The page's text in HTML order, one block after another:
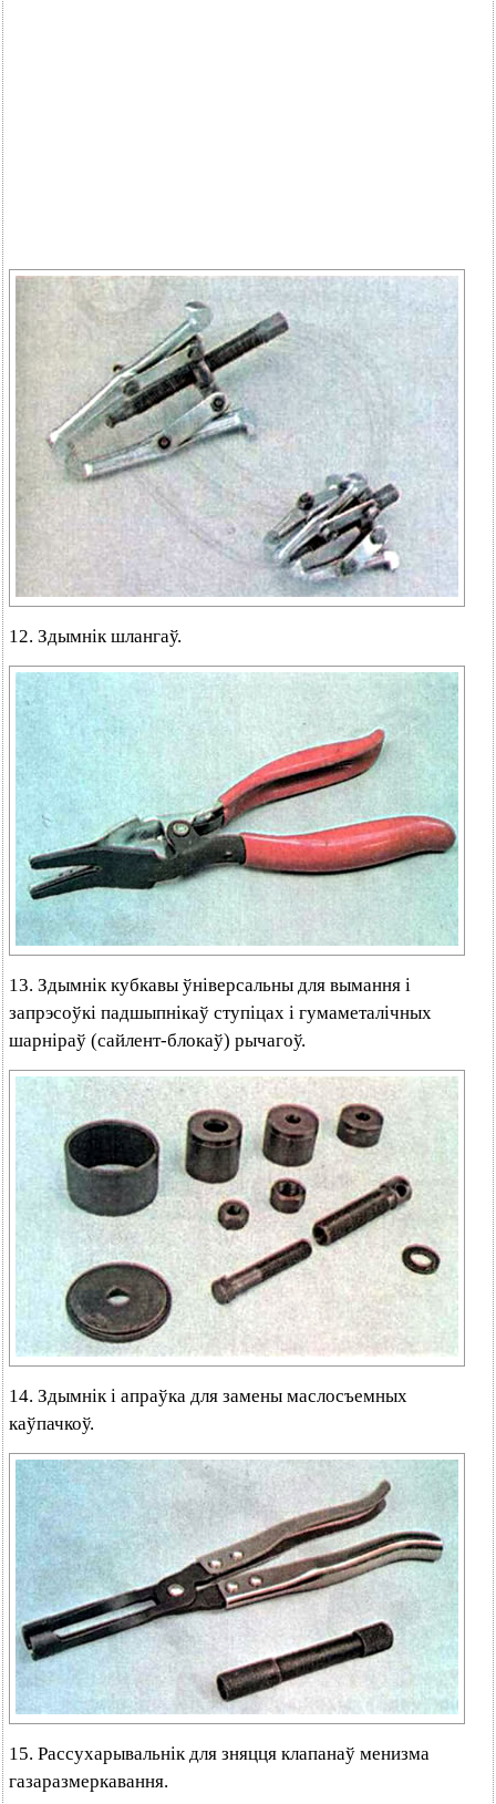
12. Здымнік шлангаў.
13. Здымнік кубкавы ўніверсальны для вымання і
запрэсоўкі падшыпнікаў ступіцах і гумаметалічных
шарніраў (сайлент-блокаў) рычагоў.
14. Здымнік і апраўка для замены маслосъемных
каўпачкоў.
15. Рассухарывальнік для зняцця клапанаў менизма
газаразмеркавання.